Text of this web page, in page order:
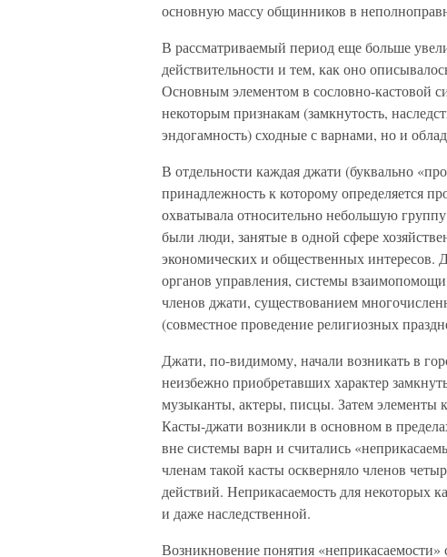
основную массу общинников в
В рассматриваемый период еще больше
действительности и тем, как оно
Основным элементом в сословно-кастовой
некоторым признакам (замкнутость,
эндогамность) сходные с варнами, но и
В отдельности каждая джати (буквально
принадлежность к которому определяется
охватывала относительно небольшую
были люди, занятые в одной сфере
экономических и общественных интересов.
органов управления, системы
членов джати, существованием
(совместное проведение религиозных
Джати, по-видимому, начали возникать в
неизбежно приобретавших характер
музыканты, актеры, писцы. Затем элементы
Касты-джати возникли в основном в
вне системы варн и считались
членам такой касты оскверняло членов
действий. Неприкасаемость для некоторых
и даже наследственной.
Возникновение понятия